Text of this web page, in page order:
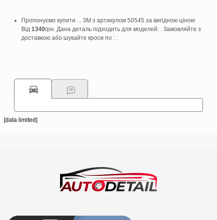
Пропонуємо купити ... 3M з артикулом 50545 за вигідною ціною
Від 1340грн. Дана деталь підходить для моделей: . Замовляйте з
доставкою або шукайте кроси по : .
[data limited]